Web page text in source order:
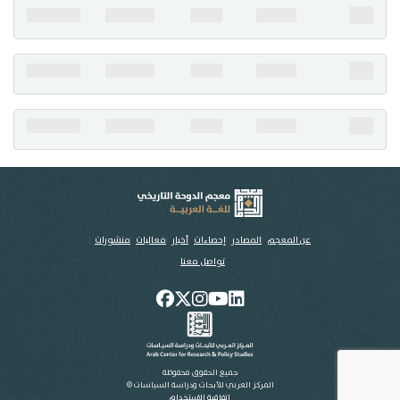
عن المعجم المصادر إحصاءات أخبار فعاليات منشورات
تواصل معنا
جميع الحقوق محفوظة
المركز العربي للأبحاث ودراسة السياسات ©